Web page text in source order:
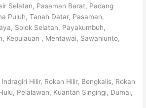
Selatan, Pasaman Barat, Padang
Puluh, Tanah Datar, Pasaman,
Solok Selatan, Payakumbuh,
Kepulauan , Mentawai, Sawahlunto,
Hilir, Rokan Hilir, Bengkalis, Rokan
Pelalawan, Kuantan Singingi, Dumai,